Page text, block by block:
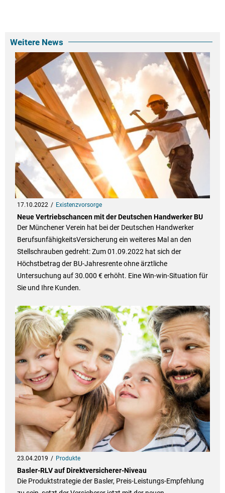
Weitere News
17.10.2022 Existenzvorsorge
Neue Vertriebschancen mit der Deutschen Handwerker BU
Der Münchener Verein hat bei der Deutschen Handwerker
BerufsunfähigkeitsVersicherung ein weiteres Mal an den
Stellschrauben gedreht: Zum 01.09.2022 hat sich der
Höchstbetrag der BU-Jahresrente ohne ärztliche
Untersuchung auf 30.000 € erhöht. Eine Win-win-Situation für
Sie und Ihre Kunden.
23.04.2019 Produkte
Basler-RLV auf Direktversicherer-Niveau
Die Produktstrategie der Basler, Preis-Leistungs-Empfehlung